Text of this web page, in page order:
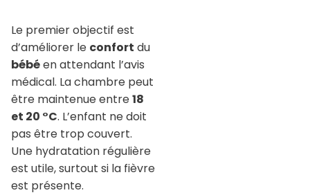
Le premier objectif est
d’améliorer le confort du
bébéen attendant l’avis
médical. La chambre peut
être maintenue entre18
et 20 °C. L’enfant ne doit
pas être trop couvert.
Une hydratation régulière
est utile, surtout si la fièvre
est présente.